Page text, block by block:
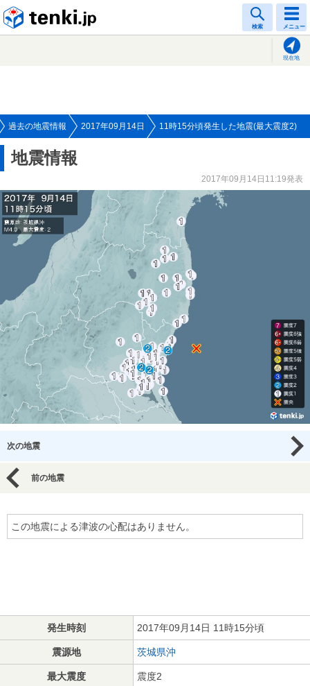
検索 メニュー
現在地
過去の地震情報 2017年09月14日 11時15分頃発生した地震(最大震度2)
地震情報
2017年09月14日11:19発表
次の地震
前の地震
この地震による津波の心配はありません。
発生時刻 2017年09月14日 11時15分頃
震源地 茨城県沖
最大震度 震度2